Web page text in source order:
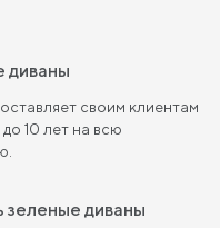
диваны
своим клиентам
10 лет на всю
зеленые диваны